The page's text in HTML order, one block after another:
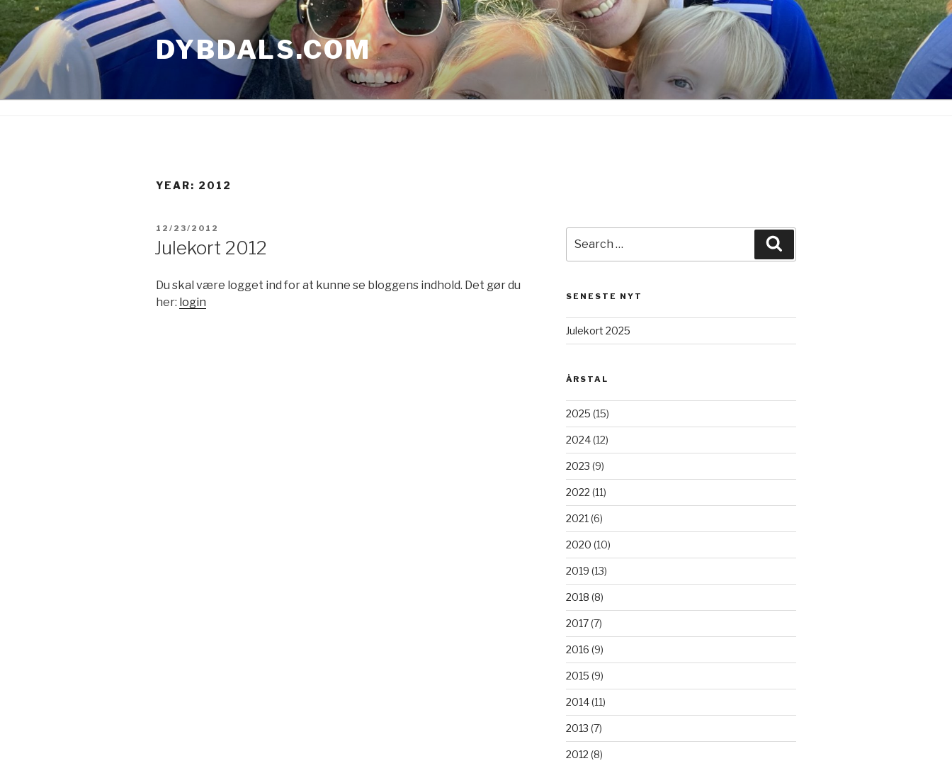
Skip
to
content
DYBDALS.COM
YEAR: 2012
POSTED
ON
12/23/2012
Julekort 2012
Du skal være logget ind for at kunne se bloggens indhold. Det gør du
her: login
for:
SENESTE NYT
Julekort 2025
ÅRSTAL
2025 (15)
2024(12)
2023 (9)
2022 (11)
2021 (6)
2020 (10)
2019 (13)
2018 (8)
2017(7)
2016 (9)
2015 (9)
2014(11)
2013 (7)
2012 (8)